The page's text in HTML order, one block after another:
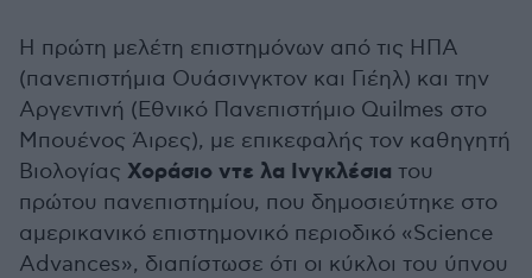
Η πρώτη μελέτη επιστημόνων από τις ΗΠΑ
(πανεπιστήμια Ουάσινγκτον και Γιέηλ) και την
Αργεντινή (Εθνικό Πανεπιστήμιο Quilmes στο
Μπουένος Άιρες), με επικεφαλής τον καθηγητή
Βιολογίας Χοράσιο ντε λα Ινγκλέσια του
πρώτου πανεπιστημίου, που δημοσιεύτηκε στο
αμερικανικό επιστημονικό περιοδικό «Science
Advances», διαπίστωσε ότι οι κύκλοι του ύπνου